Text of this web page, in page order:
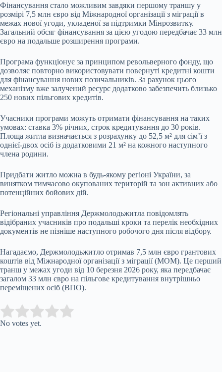
Фінансування стало можливим завдяки першому траншу у
розмірі 7,5 млн євро від Міжнародної організації з міграції в
межах нової угоди, укладеної за підтримки Мінрозвитку.
Загальний обсяг фінансування за цією угодою передбачає 33 млн
євро на подальше розширення програми.
Програма функціонує за принципом револьверного фонду, що
дозволяє повторно використовувати повернуті кредитні кошти
для фінансування нових позичальників. За рахунок цього
механізму вже залучений ресурс додатково забезпечить близько
250 нових пільгових кредитів.
Учасники програми можуть отримати фінансування на таких
умовах: ставка 3% річних, строк кредитування до 30 років.
Площа житла визначається з розрахунку до 52,5 м² для сім’ї з
однієї-двох осіб із додатковими 21 м² на кожного наступного
члена родини.
Придбати житло можна в будь-якому регіоні України, за
винятком тимчасово окупованих територій та зон активних або
потенційних бойових дій.
Регіональні управління Держмолодьжитла повідомлять
відібраних учасників про подальші кроки та перелік необхідних
документів не пізніше наступного робочого дня після відбору.
Нагадаємо, Держмолодьжитло отримав 7,5 млн євро грантових
коштів від Міжнародної організації з міграції (МОМ). Це перший
транш у межах угоди від 10 березня 2026 року, яка передбачає
загалом 33 млн євро на пільгове кредитування внутрішньо
переміщених осіб (ВПО).
Rate this item:
No votes yet.